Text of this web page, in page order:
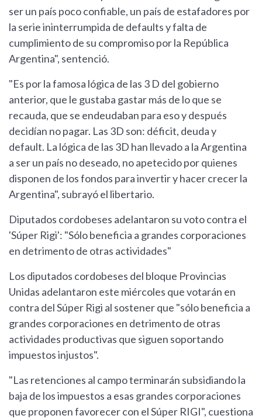
ser un país poco confiable, un país de estafadores por
la serie ininterrumpida de defaults y falta de
cumplimiento de su compromiso por la República
Argentina", sentenció.
"Es por la famosa lógica de las 3 D del gobierno
anterior, que le gustaba gastar más de lo que se
recauda, que se endeudaban para eso y después
decidían no pagar. Las 3D son: déficit, deuda y
default. La lógica de las 3D han llevado a la Argentina
a ser un país no deseado, no apetecido por quienes
disponen de los fondos para invertir y hacer crecer la
Argentina", subrayó el libertario.
Diputados cordobeses adelantaron su voto contra el
'Súper Rigi': "Sólo beneficia a grandes corporaciones
en detrimento de otras actividades"
Los diputados cordobeses del bloque Provincias
Unidas adelantaron este miércoles que votarán en
contra del Súper Rigi al sostener que "sólo beneficia a
grandes corporaciones en detrimento de otras
actividades productivas que siguen soportando
impuestos injustos".
"Las retenciones al campo terminarán subsidiando la
baja de los impuestos a esas grandes corporaciones
que proponen favorecer con el Súper RIGI", cuestiona